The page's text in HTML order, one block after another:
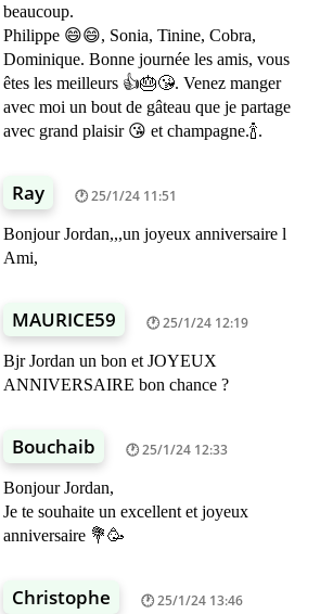
beaucoup.
Philippe 😄😄, Sonia, Tinine, Cobra,
Dominique. Bonne journée les amis, vous
êtes les meilleurs 👍🎂😘. Venez manger
avec moi un bout de gâteau que je partage
avec grand plaisir 😘 et champagne.🍾.
Ray 25/1/24 11:51
Bonjour Jordan,,,un joyeux anniversaire l
Ami,
MAURICE59 25/1/24 12:19
Bjr Jordan un bon et JOYEUX
ANNIVERSAIRE bon chance ?
Bouchaib 25/1/24 12:33
Bonjour Jordan,
Je te souhaite un excellent et joyeux
anniversaire 💐🥳
Christophe 25/1/24 13:46